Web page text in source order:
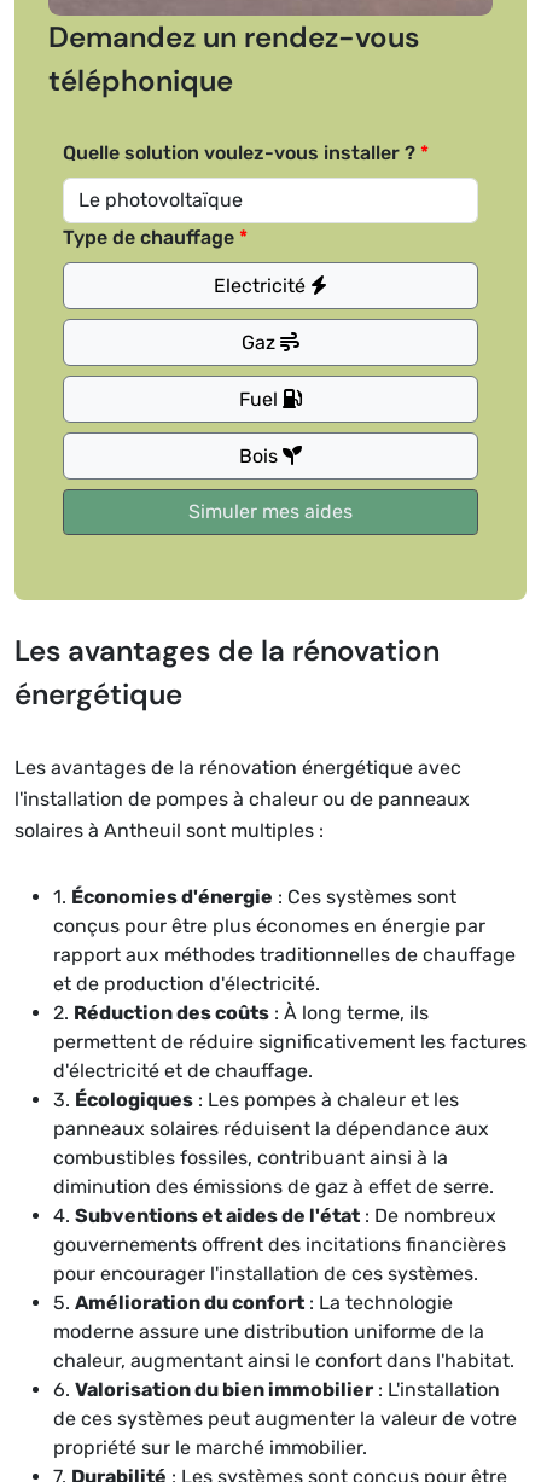
Demandez un rendez-vous
téléphonique
Quelle solution voulez-vous installer ?
Type de chauffage
Electricité
Gaz
Fuel
Bois
Les avantages de la rénovation
énergétique
Les avantages de la rénovation énergétique avec
l'installation de pompes à chaleur ou de panneaux
solaires à Antheuil sont multiples :
1. Économies d'énergie : Ces systèmes sont
conçus pour être plus économes en énergie par
rapport aux méthodes traditionnelles de chauffage
et de production d'électricité.
2. Réduction des coûts : À long terme, ils
permettent de réduire significativement les factures
d'électricité et de chauffage.
3. Écologiques : Les pompes à chaleur et les
panneaux solaires réduisent la dépendance aux
combustibles fossiles, contribuant ainsi à la
diminution des émissions de gaz à effet de serre.
4. Subventions et aides de l'état : De nombreux
gouvernements offrent des incitations financières
pour encourager l'installation de ces systèmes.
5. Amélioration du confort : La technologie
moderne assure une distribution uniforme de la
chaleur, augmentant ainsi le confort dans l'habitat.
6. Valorisation du bien immobilier : L'installation
de ces systèmes peut augmenter la valeur de votre
propriété sur le marché immobilier.
7. Durabilité : Les systèmes sont conçus pour être